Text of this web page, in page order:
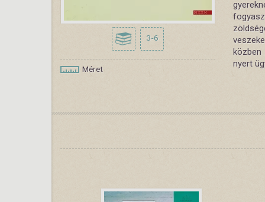
3-6
Méret
nyert